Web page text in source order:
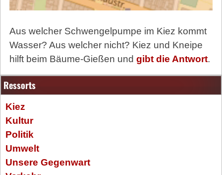
Aus welcher Schwengelpumpe im Kiez kommt
Wasser? Aus welcher nicht? Kiez und Kneipe
hilft beim Bäume-Gießen und gibt die Antwort.
Ressorts
Kiez
Kultur
Politik
Umwelt
Unsere Gegenwart